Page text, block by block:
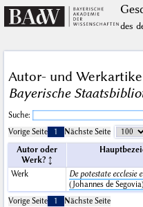
des
Autor- und
Bayerische
Suche:
Vorige Seite
1 Nächste Seite
Autor oder
Werk?
Werk
De potestate
(Johannes de Segovia)
Vorige Seite
1 Nächste Seite